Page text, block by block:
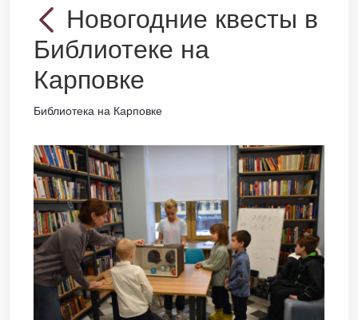
Новогодние квесты в
Библиотеке на
Карповке
Библиотека на Карповке